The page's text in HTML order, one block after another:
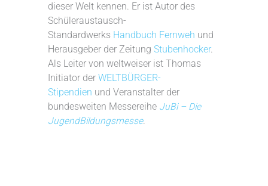
dieser Welt kennen. Er ist Autor des
Schüleraustausch-
Standardwerks Handbuch Fernweh und
Herausgeber der ZeitungStubenhocker.
Als Leiter von weltweiser ist Thomas
Initiator derWELTBÜRGER-
Stipendien und Veranstalter der
bundesweiten Messereihe JuBi – Die
JugendBildungsmesse.